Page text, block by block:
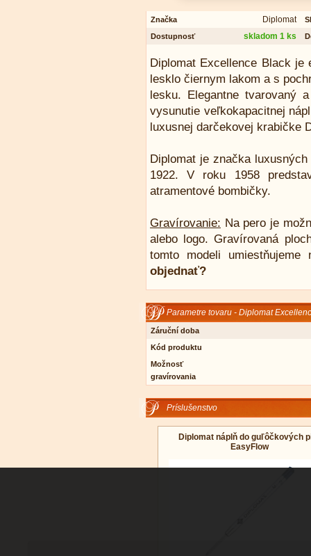
Značka Diplomat
Dostupnosť
skladom 1 ks
Diplomat Excellence Black
lesklo čiernym lakom a s
lesku. Elegantne tvarovaný
vysunutie veľkokapacitnej
luxusnej darčekovej krabičke
Diplomat je značka
1922. V roku 1958
atramentové bombičky.
Gravírovanie: Na pero je
alebo logo. Gravírovaná
tomto modeli
objednať?
Parametre tovaru - Diplomat
Záruční doba
Kód produktu
Možnosť
gravírovania
Príslušenstvo
Diplomat náplň do guľôčkových
EasyFlow